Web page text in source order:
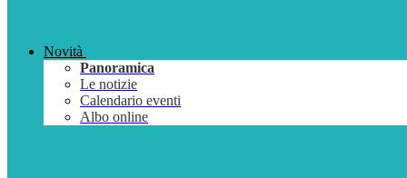
Novità
Panoramica
Le notizie
Calendario eventi
Albo online